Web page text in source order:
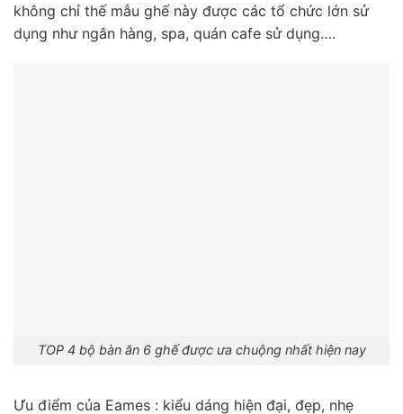
không chỉ thế mẫu ghế này được các tổ chức lớn sử
dụng như ngân hàng, spa, quán cafe sử dụng….
TOP 4 bộ bàn ăn 6 ghế được ưa chuộng nhất hiện nay
Ưu điểm của Eames : kiểu dáng hiện đại, đẹp, nhẹ